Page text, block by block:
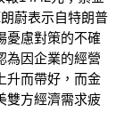
蔚表示自特朗普
憂慮對策的不確
為因企業的經營
升而帶好，而金
雙方經濟需求疲